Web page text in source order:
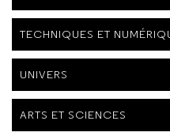
TECHNIQUES ET
UNIVERS
ARTS ET SCIENCES